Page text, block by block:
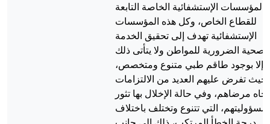
المؤسسات الإستشفائية الخاصة التابعة
للقطاع الخاص، وكل هذه المؤسسات
الإستشفائية تهدف إلى تحقيق الخدمة
الصحية الضرورية للمواطن ولا يتأتى ذلك
إلا بوجود طاقم طبي متنوع ومتخصص،
حيث تفرض عليهم العديد من الالتزامات
مرضاهم، وفي حالة الإخلال بها تثور
مسؤوليتهم، التي تتنوع وتختلف باختلاف